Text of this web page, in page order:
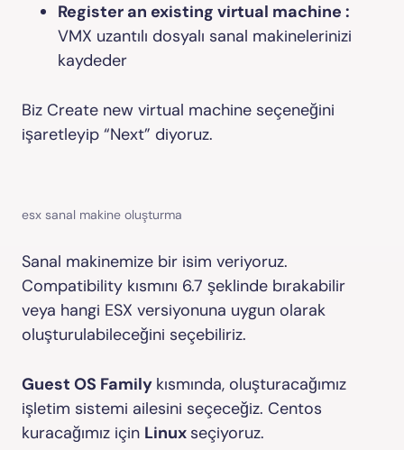
Register an existing virtual machine :
VMX uzantılı dosyalı sanal makinelerinizi
kaydeder
Biz Create new virtual machine seçeneğini
işaretleyip “Next” diyoruz.
esx sanal makine oluşturma
Sanal makinemize bir isim veriyoruz.
Compatibility kısmını 6.7 şeklinde bırakabilir
veya hangi ESX versiyonuna uygun olarak
oluşturulabileceğini seçebiliriz.
Guest OS Family kısmında, oluşturacağımız
işletim sistemi ailesini seçeceğiz. Centos
kuracağımız için Linux seçiyoruz.